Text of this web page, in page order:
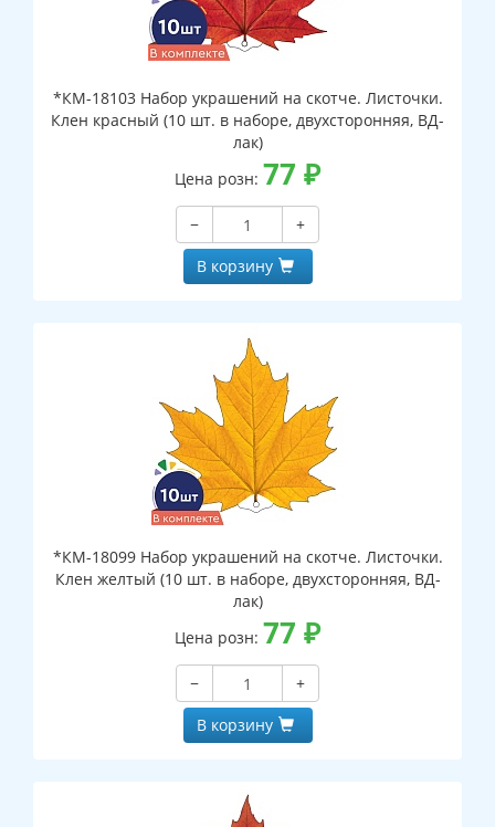
*КМ-18103 Набор украшений на скотче. Листочки.
Клен красный (10 шт. в наборе, двухсторонняя, ВД-
лак)
Цена розн: 77 ₽
−
+
В корзину
*КМ-18099 Набор украшений на скотче. Листочки.
Клен желтый (10 шт. в наборе, двухсторонняя, ВД-
лак)
Цена розн: 77 ₽
−
+
В корзину